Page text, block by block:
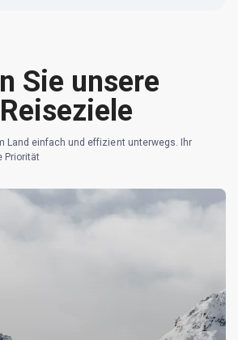
Sie unsere
Land einfach und effizient unterwegs. Ihr
Priorität